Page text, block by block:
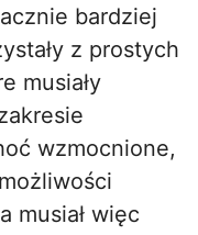
bardziej
z prostych
musiały
wzmocnione,
musiał więc